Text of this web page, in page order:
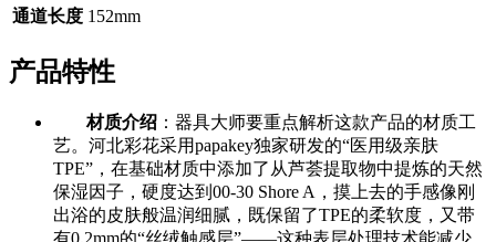
通道长度 152mm
产品特性
材质介绍 ：器具大师要重点解析这款产品的材质工
艺。河北彩花采用papakey独家研发的“医用级亲肤
TPE”，在基础材质中添加了从芦荟提取物中提炼的天然
保湿因子，硬度达到00-30 Shore A，摸上去的手感像刚
出浴的皮肤般温润细腻，既保留了TPE的柔软度，又带
有0.2mm的“丝绒触感层”——这种表层处理技术能减少